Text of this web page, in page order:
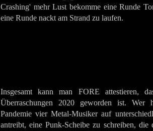
Crashing' mehr Lust bekomme eine Runde
eine Runde nackt am Strand zu laufen.
Insgesamt kann man FORE attestieren,
Überraschungen 2020 geworden ist. Wer
Pandemie vier Metal-Musiker auf
antreibt, eine Punk-Scheibe zu schreiben, die